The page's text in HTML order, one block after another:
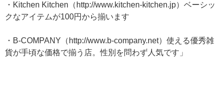
・Kitchen Kitchen（http://www.kitchen-kitchen.jp）ベーシッ
クなアイテムが100円から揃います
・B-COMPANY（http://www.b-company.net）使える優秀雑
貨が手頃な価格で揃う店。性別を問わず人気です」